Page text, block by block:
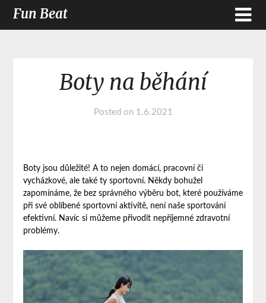
Fun Beat
Boty na běhání
Posted on 1.6.2021
Boty jsou důležité! A to nejen domácí, pracovní či
vycházkové, ale také ty sportovní. Někdy bohužel
zapomínáme, že bez správného výběru bot, které používáme
při své oblíbené sportovní aktivitě, není naše sportování
efektivní. Navíc si můžeme přivodit nepříjemné zdravotní
problémy.